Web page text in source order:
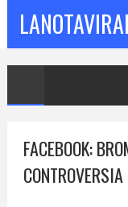
FACEBOOK: